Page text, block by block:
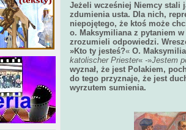
Jeżeli wcześniej Niemcy stali
zdumienia usta. Dla nich,
niepojętego, że ktoś może
o. Maksymiliana z pytaniem
zrozumieli odpowiedzi.
»Kto ty jesteś?« O.
katolischer Priester« -»Jestem
wyznał, że jest Polakiem,
do tego przyznaje, że jest
wyrzutem sumienia.